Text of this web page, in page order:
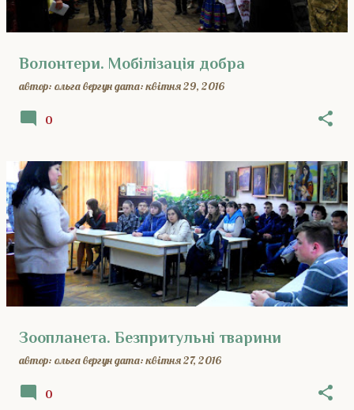
Волонтери. Мобілізація добра
автор: ольга вергундата:квітня 29, 2016
0
Зоопланета. Безпритульні тварини
автор: ольга вергундата:квітня 27, 2016
0